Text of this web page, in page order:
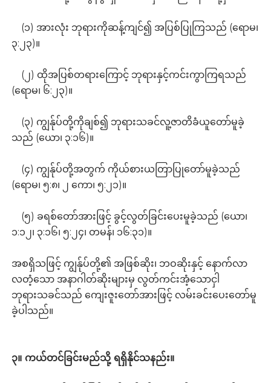
(၁) အားလုံး ဘုရားကိုဆန့်ကျင်၍ အပြစ်ပြုကြသည် (ရောမ၊
၃:၂၃)။
(၂) ထိုအပြစ်တရားကြောင့် ဘုရားနှင့်ကင်းကွာကြရသည်
(ရောမ၊ ၆:၂၃)။
(၃) ကျွန်ုပ်တို့ကိုချစ်၍ ဘုရားသခင်လူ့ဇာတိခံယူတော်မူခဲ့
သည် (ယော၊ ၃:၁၆)။
(၄) ကျွန်ုပ်တို့အတွက် ကိုယ်စားယတြာပြုတော်မူခဲ့သည်
(ရောမ၊ ၅:၈၊ ၂ ကော၊ ၅:၂၁)။
(၅) ခရစ်တော်အားဖြင့် ခွင့်လွတ်ခြင်းပေးမူခဲ့သည် (ယော၊
၁:၁၂၊ ၃:၁၆၊ ၅:၂၄၊ တမန်၊ ၁၆:၃၁)။
အစရှိသဖြင့် ကျွန်ုပ်တို့၏ အဖြစ်ဆိုး၊ ဘဝဆိုးနှင့် နောက်လာ
လတံ့သော အနာဂါတ်ဆိုးများမှ လွတ်ကင်းအံ့သောငှါ
ဘုရားသခင်သည် ကျေးဇူးတော်အားဖြင့် လမ်းခင်းပေးတော်မူ
ခဲ့ပါသည်။
၃။ ကယ်တင်ခြင်းမည်သို့ ရရှိနိုင်သနည်း။